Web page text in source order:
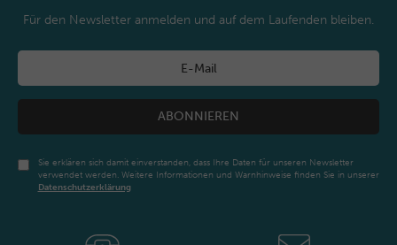
Für den Newsletter anmelden und auf dem Laufenden bleiben.
ABONNIEREN
Sie erklären sich damit einverstanden, dass Ihre Daten für unseren Newsletter
verwendet werden. Weitere Informationen und Warnhinweise finden Sie in unserer
Daten­schutz­erklärung